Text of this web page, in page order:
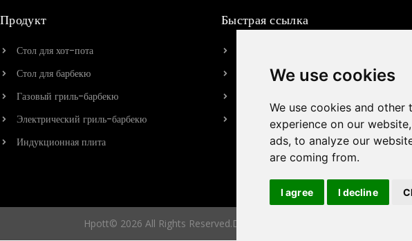
We use cookies
We use cookies and
experience on our
ads, to analyze our
are coming from.
I agree I decline
Продукт
Стол для хот-пота
Стол для барбекю
Газовый гриль-барбекю
Электрический гриль-барбекю
Индукционная плита
Быстрая ссылка
Наш завод
Связаться с нами
Hpott© 2026 All Rights Reserved.Developed by NolanYang